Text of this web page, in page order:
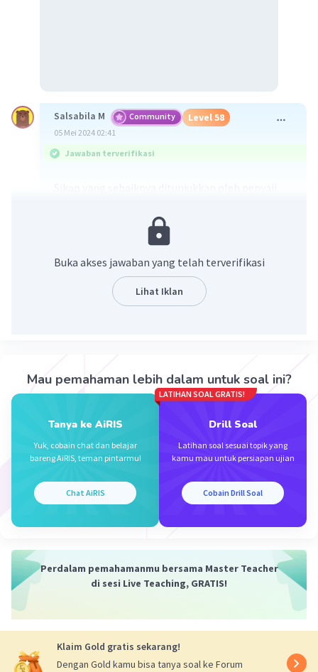
Salsabila M Community Level 58
05 Mei 2024 02:41
Jawaban terverifikasi
a. memperhatikan seluruh perilaku audiens
Penyaji sebaiknya memperhatikan dengan
cermat respons dan perilaku audiens selama
presentasi untuk mengetahui sejauh mana
audiens memahami materi yang disampaikan.
dengan kebutuhan dan pemahaman audiens
yang beragam.
Opsi lainnya seperti memaparkan hasil
penelitian dengan sangat singkat (b),
meminimalisasi interaksi dengan peserta
presentasi (c), menghindari pembahasan topik
meminta moderator segera mengakhiri
tidak efektif dalam menghadapi perbedaan latar
mengatasi ketidakpahaman atau kebutuhan
audiens secara spesifik.
Buka akses jawaban yang telah terverifikasi
Lihat Iklan
Mau pemahaman lebih dalam untuk soal ini?
Tanya ke AiRIS
Yuk, cobain chat dan belajar
bareng AiRIS, teman pintarmu!
Chat AiRIS
LATIHAN SOAL GRATIS!
Drill Soal
Latihan soal sesuai topik yang
kamu mau untuk persiapan ujian
Cobain Drill Soal
Perdalam pemahamanmu bersama Master Teacher
di sesi Live Teaching, GRATIS!
Klaim Gold gratis sekarang!
Dengan Gold kamu bisa tanya soal ke Forum